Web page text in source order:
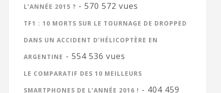
L’ANNÉE 2015 ? - 570 572 vues
TF1 : 10 MORTS SUR LE TOURNAGE DE DROPPED
DANS UN ACCIDENT D’HÉLICOPTÈRE EN
ARGENTINE - 554 536 vues
LE COMPARATIF DES 10 MEILLEURS
SMARTPHONES DE L’ANNÉE 2016 ! - 404 459